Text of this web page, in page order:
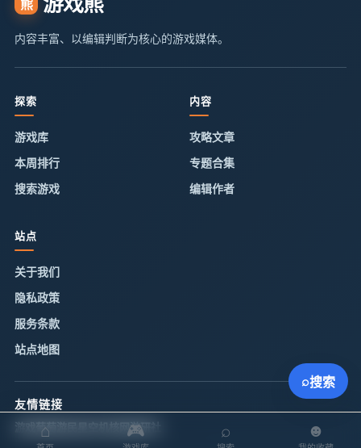
内容丰富、以编辑判断为核心的游戏媒体。
探索
游戏库
本周排行
搜索游戏
内容
攻略文章
专题合集
编辑作者
站点
关于我们
隐私政策
服务条款
站点地图
友情链接
游戏葡萄 机核网游研社
⌂ 🎮 ⌕ ☻
⌕搜索